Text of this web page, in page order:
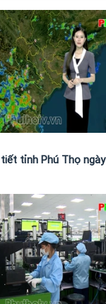
tỉnh Phú Thọ ngày